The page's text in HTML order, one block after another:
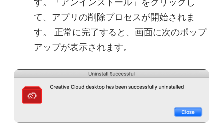
て、アプリの削除プロセスが開始されま
す。 正常に完了すると、画面に次のポップ
アップが表示されます。
ポンコードを取得できます。 ソ
フトウェアを購入したい場合は
ここへ： ストア.
ださい。